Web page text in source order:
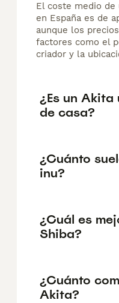
El coste medio de
en España es de
aunque los
factores como el
criador y la
¿Es un Akita
de casa?
¿Cuánto
inu?
¿Cuál es
Shiba?
¿Cuánto
Akita?